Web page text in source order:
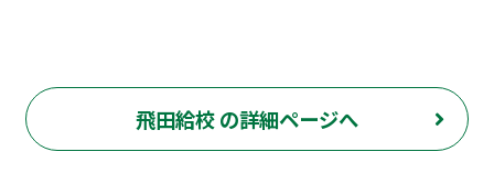
飛田給校 の詳細ページへ